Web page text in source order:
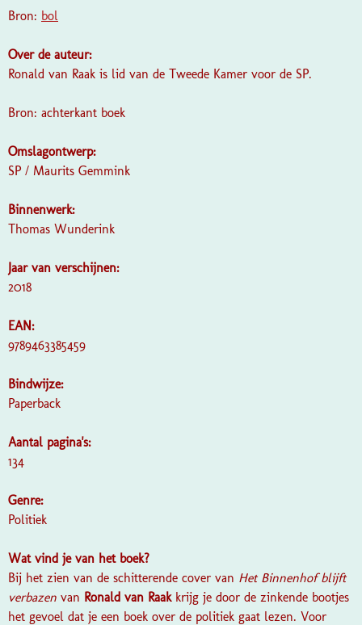
Bron: bol
Over de auteur:
Ronald van Raak is lid van de Tweede Kamer voor de SP.
Bron: achterkant boek
Omslagontwerp:
SP / Maurits Gemmink
Binnenwerk:
Thomas Wunderink
Jaar van verschijnen:
2018
EAN:
9789463385459
Bindwijze:
Paperback
Aantal pagina's:
134
Genre:
Politiek
Wat vind je van het boek?
Bij het zien van de schitterende cover van Het Binnenhof blijft
verbazen van Ronald van Raak krijg je door de zinkende bootjes
het gevoel dat je een boek over de politiek gaat lezen. Voor